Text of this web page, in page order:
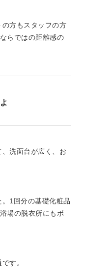
方もスタッフの方
らではの距離感の
洗面台が広く、お
1回分の基礎化粧品
場の脱衣所にもボ
す。